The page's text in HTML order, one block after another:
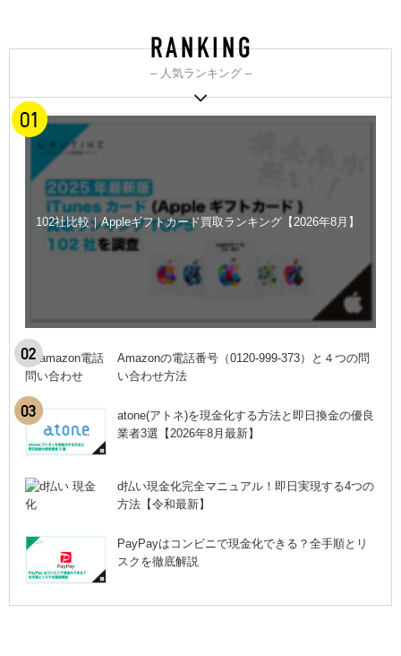
– 人気ランキング –
102社比較｜Appleギフトカード買取ランキング【2026年8月】
Amazonの電話番号（0120-999-373）と４つの問
い合わせ方法
atone(アトネ)を現金化する方法と即日換金の優良
業者3選【2026年8月最新】
d払い現金化完全マニュアル！即日実現する4つの
方法【令和最新】
PayPayはコンビニで現金化できる？全手順とリ
スクを徹底解説